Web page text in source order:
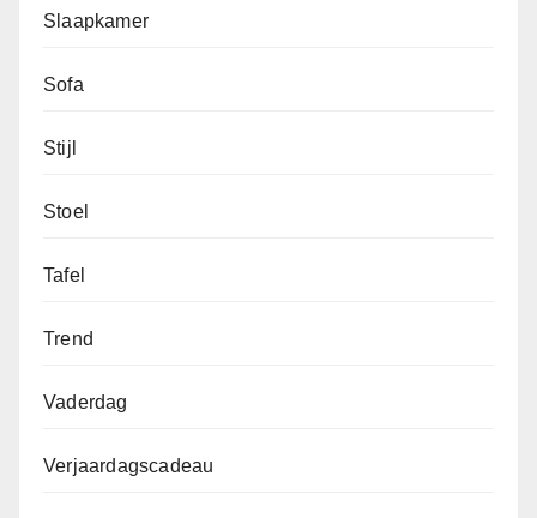
Slaapkamer
Sofa
Stijl
Stoel
Tafel
Trend
Vaderdag
Verjaardagscadeau